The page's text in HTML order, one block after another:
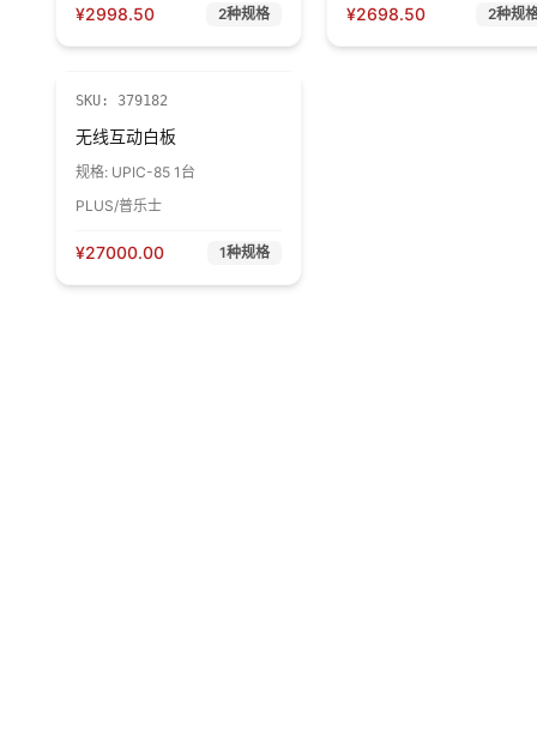
¥2998.50 2种规格 ¥2698.50 2种规
SKU: 379182
无线互动白板
规格: UPIC-85 1台
PLUS/普乐士
¥27000.00 1种规格